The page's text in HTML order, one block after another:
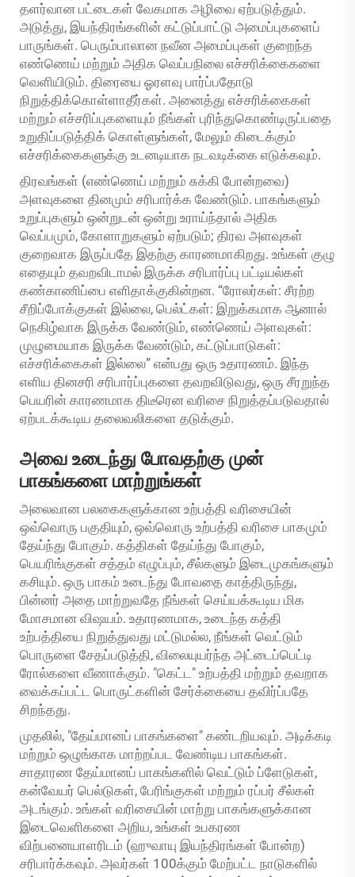
தளர்வான பட்டைகள் வேகமாக அழிவை ஏற்படுத்தும்.
அடுத்து, இயந்திரங்களின் கட்டுப்பாட்டு அமைப்புகளைப்
பாருங்கள். பெரும்பாலான நவீன அமைப்புகள் குறைந்த
எண்ணெய் மற்றும் அதிக வெப்பநிலை எச்சரிக்கைகளை
வெளியிடும். திரையை ஓரளவு பார்ப்பதோடு
நிறுத்திக்கொள்ளாதீர்கள். அனைத்து எச்சரிக்கைகள்
மற்றும் எச்சரிப்புகளையும் நீங்கள் புரிந்துகொண்டிருப்பதை
உறுதிப்படுத்திக் கொள்ளுங்கள், மேலும் கிடைக்கும்
எச்சரிக்கைகளுக்கு உடனடியாக நடவடிக்கை எடுக்கவும்.
திரவங்கள் (எண்ணெய் மற்றும் சுக்கி போன்றவை)
அளவுகளை தினமும் சரிபார்க்க வேண்டும். பாகங்களும்
உறுப்புகளும் ஒன்றுடன் ஒன்று உராய்ந்தால் அதிக
வெப்பமும், கோளாறுகளும் ஏற்படும்; திரவ அளவுகள்
குறைவாக இருப்பதே இதற்கு காரணமாகிறது. உங்கள் குழு
எதையும் தவறவிடாமல் இருக்க சரிபார்ப்பு பட்டியல்கள்
கண்காணிப்பை எளிதாக்குகின்றன. “ரோலர்கள்: சீரற்ற
சீறிப்போக்குகள் இல்லை, பெல்ட்கள்: இறுக்கமாக ஆனால்
நெகிழ்வாக இருக்க வேண்டும், எண்ணெய் அளவுகள்:
முழுமையாக இருக்க வேண்டும், கட்டுப்பாடுகள்:
எச்சரிக்கைகள் இல்லை” என்பது ஒரு உதாரணம். இந்த
எளிய தினசரி சரிபார்ப்புகளை தவறவிடுவது, ஒரு சீரறுந்த
பெயரின் காரணமாக திடீரென வரிசை நிறுத்தப்படுவதால்
ஏற்படக்கூடிய தலைவலிகளை தடுக்கும்.
அவை உடைந்து போவதற்கு முன்
பாகங்களை மாற்றுங்கள்
அலைவான பலகைகளுக்கான உற்பத்தி வரிசையின்
ஒவ்வொரு பகுதியும், ஒவ்வொரு உற்பத்தி வரிசை பாகமும்
தேய்ந்து போகும். கத்திகள் தேய்ந்து போகும்,
பெயரிங்குகள் சத்தம் எழுப்பும், சீல்களும் இடைமுகங்களும்
கசியும். ஒரு பாகம் உடைந்து போவதை காத்திருந்து,
பின்னர் அதை மாற்றுவதே நீங்கள் செய்யக்கூடிய மிக
மோசமான விஷயம். உதாரணமாக, உடைந்த கத்தி
உற்பத்தியை நிறுத்துவது மட்டுமல்ல, நீங்கள் வெட்டும்
பொருளை சேதப்படுத்தி, விலையுயர்ந்த அட்டைப்பெட்டி
ரோல்களை வீணாக்கும். "கெட்ட" உற்பத்தி மற்றும் தவறாக
வைக்கப்பட்ட பொருட்களின் சேர்க்கையை தவிர்ப்பதே
சிறந்தது.
முதலில், "தேய்மானப் பாகங்களை" கண்டறியவும். அடிக்கடி
மற்றும் ஒழுங்காக மாற்றப்பட வேண்டிய பாகங்கள்.
சாதாரண தேய்மானப் பாகங்களில் வெட்டும் ப்ளேடுகள்,
கன்வேயர் பெல்டுகள், பேரிங்குகள் மற்றும் ரப்பர் சீல்கள்
அடங்கும். உங்கள் வரிசையின் மாற்று பாகங்களுக்கான
இடைவெளிகளை அறிய, உங்கள் உபகரண
விற்பனையாளரிடம் (ஹுவாயு இயந்திரங்கள் போன்ற)
சரிபார்க்கவும். அவர்கள் 100க்கும் மேற்பட்ட நாடுகளில்